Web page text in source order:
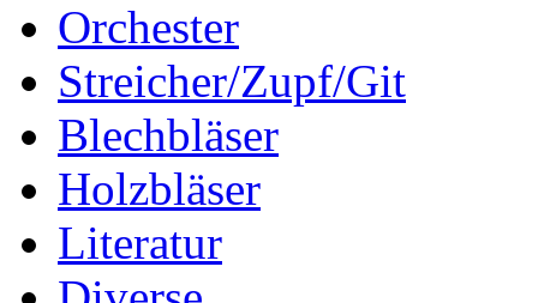
Orchester
Streicher/Zupf/Git
Blechbläser
Holzbläser
Literatur